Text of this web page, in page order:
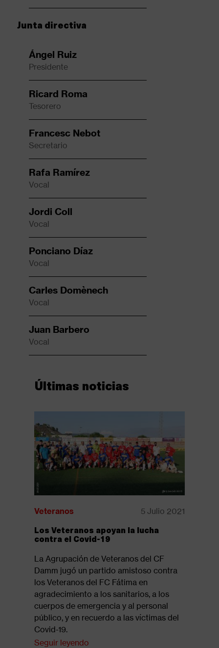
Junta directiva
Ángel Ruiz
Presidente
Ricard Roma
Tesorero
Francesc Nebot
Secretario
Rafa Ramírez
Vocal
Jordi Coll
Vocal
Ponciano Díaz
Vocal
Carles Domènech
Vocal
Juan Barbero
Vocal
Últimas noticias
Veteranos 5 Julio 2021
Los Veteranos apoyan la lucha
contra el Covid-19
La Agrupación de Veteranos del CF
Damm jugó un partido amistoso contra
los Veteranos del FC Fátima en
agradecimiento a los sanitarios, a los
cuerpos de emergencia y al personal
público, y en recuerdo a las víctimas del
Covid-19.
Seguir leyendo